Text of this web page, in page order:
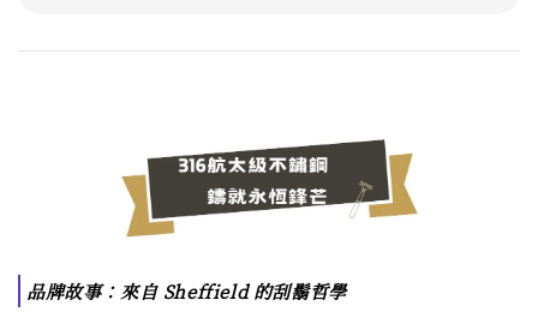
品牌故事：來自 Sheffield 的刮鬍哲學